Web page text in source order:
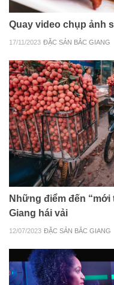
Quay video chụp ảnh
17/11/2023 ĐẶC SẢN BẮC GIANG
Những điểm đến
Giang hái vải
12/07/2023 ĐẶC SẢN BẮC GIANG